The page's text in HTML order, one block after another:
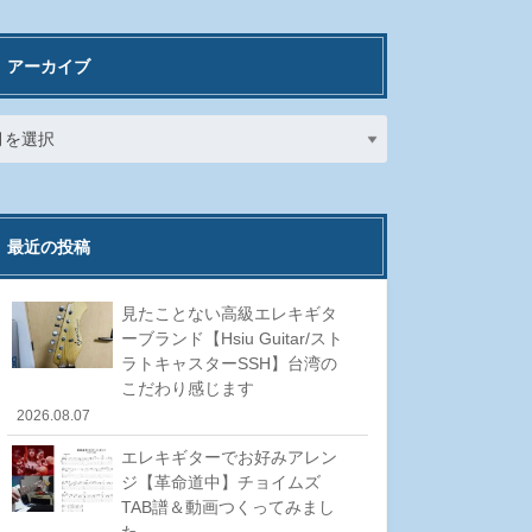
アーカイブ
最近の投稿
見たことない高級エレキギタ
ーブランド【Hsiu Guitar/スト
ラトキャスターSSH】台湾の
こだわり感じます
2026.08.07
エレキギターでお好みアレン
ジ【革命道中】チョイムズ
TAB譜＆動画つくってみまし